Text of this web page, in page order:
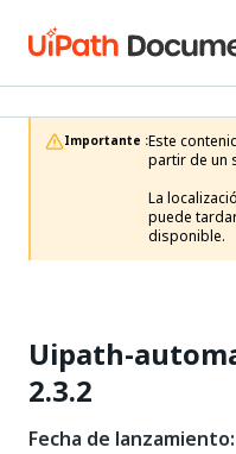
Importante :Este
partir de un
La
puede
disponible.
Uipath-
2.3.2
Fecha de